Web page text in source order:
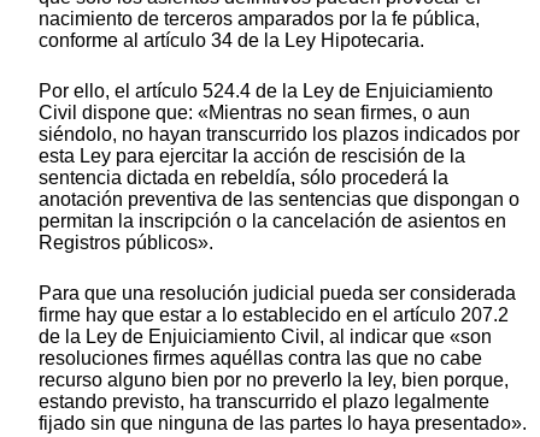
nacimiento de terceros amparados por la fe pública,
conforme al artículo 34 de la Ley Hipotecaria.
Por ello, el artículo 524.4 de la Ley de Enjuiciamiento
Civil dispone que: «Mientras no sean firmes, o aun
siéndolo, no hayan transcurrido los plazos indicados por
esta Ley para ejercitar la acción de rescisión de la
sentencia dictada en rebeldía, sólo procederá la
anotación preventiva de las sentencias que dispongan o
permitan la inscripción o la cancelación de asientos en
Registros públicos».
Para que una resolución judicial pueda ser considerada
firme hay que estar a lo establecido en el artículo 207.2
de la Ley de Enjuiciamiento Civil, al indicar que «son
resoluciones firmes aquéllas contra las que no cabe
recurso alguno bien por no preverlo la ley, bien porque,
estando previsto, ha transcurrido el plazo legalmente
fijado sin que ninguna de las partes lo haya presentado».